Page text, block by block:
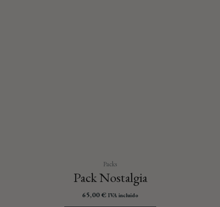
Packs
Pack Nostalgia
65,00€ IVA incluido